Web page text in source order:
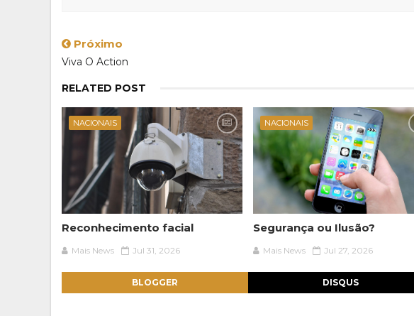
Próximo
Viva O Action
RELATED POST
NACIONAIS
Reconhecimento facial
Mais News Jul 31, 2026
NACIONAIS
Segurança ou Ilusão?
Mais News Jul 27, 2026
BLOGGER DISQUS